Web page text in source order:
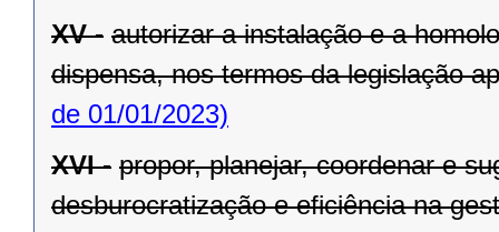
XV - autorizar a instalação e a
dispensa, nos termos da legislação
de 01/01/2023)
XVI - propor, planejar, coordenar e
desburocratização e eficiência na